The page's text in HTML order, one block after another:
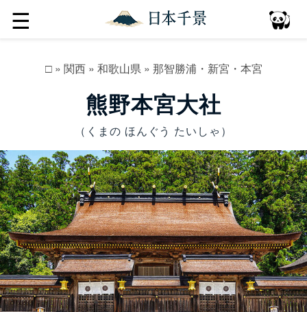
☰
□» 関西» 和歌山県» 那智勝浦・新宮・本宮
熊野本宮大社
（くまの ほんぐう たいしゃ）